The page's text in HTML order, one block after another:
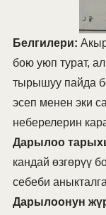
Белгилери:
бою уюп турат,
тырышуу пайда
эсеп менен эки
неберелерин
Дарылоо
кандай өзгөрүү
себеби
Дарылоонун